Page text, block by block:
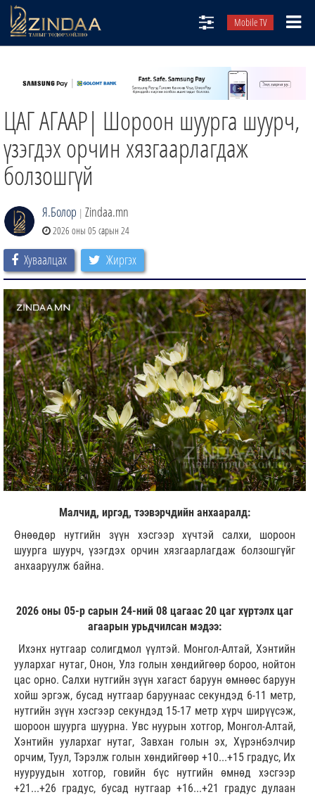
Mobile TV
ТВ8
ӨГЛӨӨНИЙ СОНИН
АУДИО ЗОХИОЛ
ЗИНДАА СЭТГҮҮЛ
ЦАГ АГААР| Шороон шуурга шуурч,
үзэгдэх орчин хязгаарлагдаж
болзошгүй
Я.Болор | Zindaa.mn
2026 оны 05 сарын 24
Хуваалцах Жиргэх
Малчид, иргэд, тээвэрчдийн анхааралд:
Өнөөдөр нутгийн зүүн хэсгээр хүчтэй салхи, шороон
шуурга шуурч, үзэгдэх орчин хязгаарлагдаж болзошгүйг
анхааруулж байна.
2026 оны 05-р сарын 24-ний 08 цагаас 20 цаг хүртэлх цаг
агаарын урьдчилсан мэдээ:
Ихэнх нутгаар солигдмол үүлтэй. Монгол-Алтай, Хэнтийн
уулархаг нутаг, Онон, Улз голын хөндийгөөр бороо, нойтон
цас орно. Салхи нутгийн зүүн хагаст баруун өмнөөс баруун
хойш эргэж, бусад нутгаар баруунаас секундэд 6-11 метр,
нутгийн зүүн хэсгээр секундэд 15-17 метр хүрч ширүүсэж,
шороон шуурга шуурна. Увс нуурын хотгор, Монгол-Алтай,
Хэнтийн уулархаг нутаг, Завхан голын эх, Хүрэнбэлчир
орчим, Туул, Тэрэлж голын хөндийгөөр +10...+15 градус, Их
нууруудын хотгор, говийн бүс нутгийн өмнөд хэсгээр
+21...+26 градус, бусад нутгаар +16...+21 градус дулаан